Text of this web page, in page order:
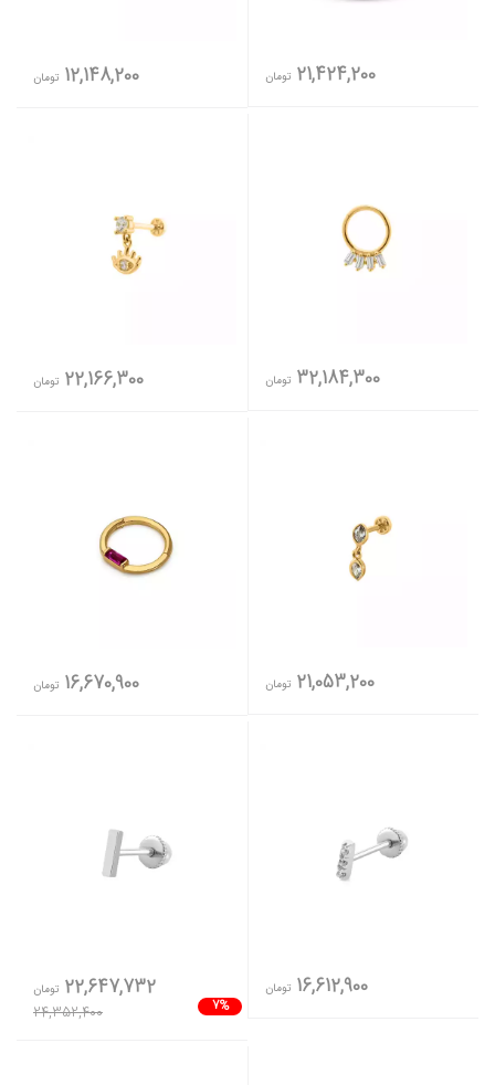
21,424,200 تومان 12,148,200 تومان
32,184,300 تومان 22,166,300 تومان
21,053,200 تومان 16,670,900 تومان
16,612,900 تومان
7%
22,647,732 تومان
24,352,400